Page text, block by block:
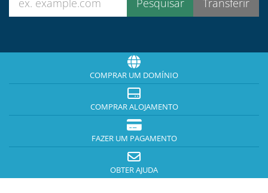
COMPRAR UM DOMÍNIO
COMPRAR ALOJAMENTO
FAZER UM PAGAMENTO
OBTER AJUDA